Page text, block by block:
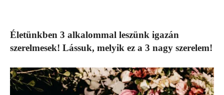
Életünkben 3 alkalommal leszünk igazán
szerelmesek! Lássuk, melyik ez a 3 nagy szerelem!